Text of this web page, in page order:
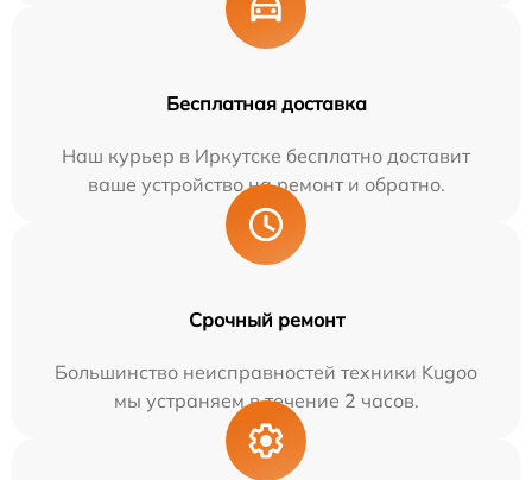
Бесплатная доставка
Наш курьер в Иркутске бесплатно доставит
ваше устройство на ремонт и обратно.
Срочный ремонт
Большинство неисправностей техники Kugoo
мы устраняем в течение 2 часов.